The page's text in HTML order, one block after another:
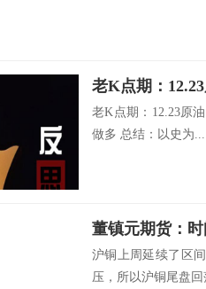
老K点期：12.23原
做多 总结：以史为...
董镇元期货：
沪铜上周延续了区
压，所以沪铜尾盘